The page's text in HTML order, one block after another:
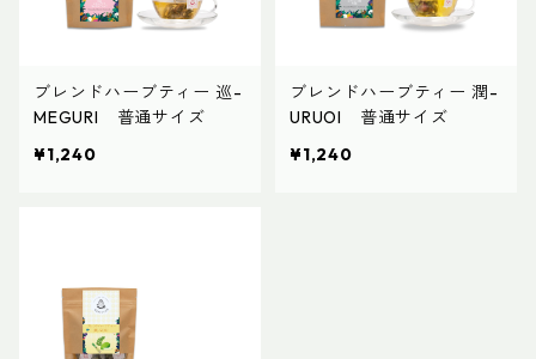
ブレンドハーブティー 巡-
MEGURI 普通サイズ
¥1,240
ブレンドハーブティー 潤-
URUOI 普通サイズ
¥1,240